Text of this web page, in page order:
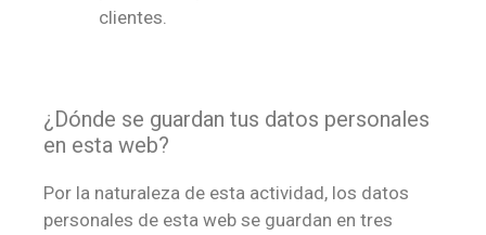
clientes.
¿Dónde se guardan tus datos personales
en esta web?
Por la naturaleza de esta actividad, los datos
personales de esta web se guardan en tres